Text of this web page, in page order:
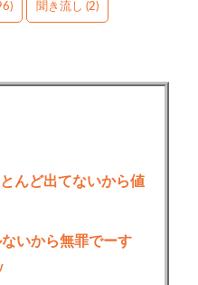
聞き流し (2)
んど出てないから値
いから無罪でーす